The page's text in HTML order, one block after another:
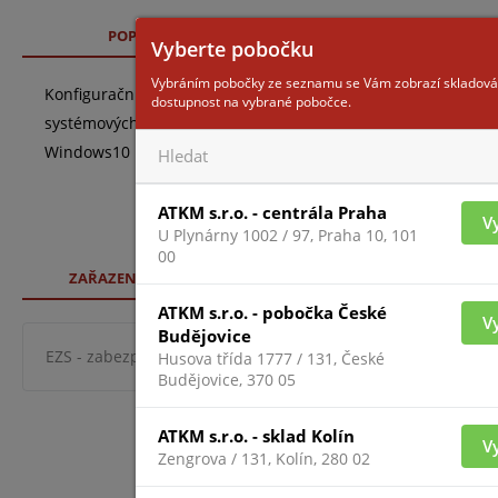
POPIS
Konfigurační SW pro ústředny Paradox - podpora IP150+
systémových modulů, snadné monitorování a nástroje pro
Windows10 nemohl přerušit činnost softwaru. Kompatibilní s
ZAŘAZENÍ ZBOŽÍ
EZS - zabezpeč. systémy zabezpečovací systémy
Vyberte pobočku
Vybráním pobočky ze seznamu se Vám zobrazí skladová
dostupnost na vybrané pobočce.
ATKM s.r.o. - centrála Praha
U Plynárny 1002 / 97, Praha 10, 101
00
ATKM s.r.o. - pobočka České
Budějovice
Husova třída 1777 / 131, České
Budějovice, 370 05
ATKM s.r.o. - sklad Kolín
Zengrova / 131, Kolín, 280 02